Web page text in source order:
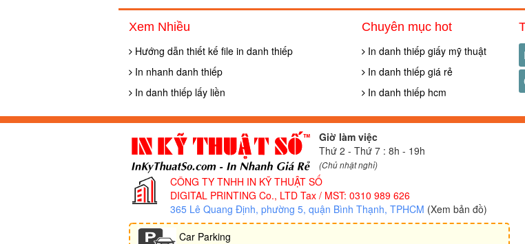
Xem Nhiều
Hướng dẫn thiết kế file in danh thiếp
In nhanh danh thiếp
In danh thiếp lấy liền
Chuyên mục hot
In danh thiếp giấy mỹ thuật
In danh thiếp giá rẻ
In danh thiếp hcm
Giờ làm việc
Thứ 2 - Thứ 7 : 8h - 19h
(Chủ nhật nghỉ)
CÔNG TY TNHH IN KỸ THUẬT SỐ
DIGITAL PRINTING Co., LTD Tax / MST: 0310 989 626
365 Lê Quang Định, phường 5, quận Bình Thạnh, TPHCM (Xem bản đồ)
Car Parking